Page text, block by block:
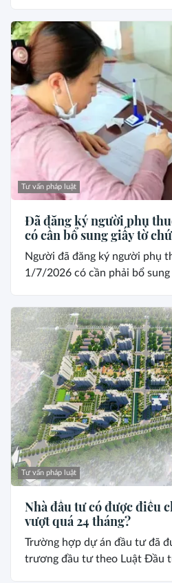
Tư vấn pháp luật
Đã đăng ký người phụ
có cần bổ sung giấy tờ
Người đã đăng ký người phụ
1/7/2026 có cần phải bổ
Tư vấn pháp luật
Nhà đầu tư có được điều
vượt quá 24 tháng?
Trường hợp dự án đầu tư đã
trương đầu tư theo Luật Đầu